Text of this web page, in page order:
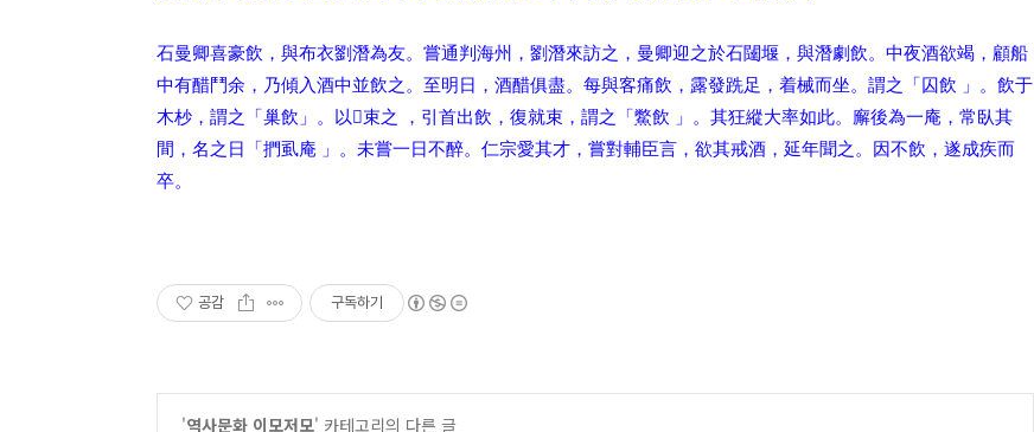
石曼卿喜豪飲，與布衣劉潛為友。嘗通判海州，劉潛來訪之，曼卿迎之於石闥堰，與潛劇飲。 中夜酒欲竭，顧船
中有醋鬥余，乃傾入酒中並飲之。至明日，酒醋俱盡。每與客痛飲，露發跣足，着械而坐。謂之「囚飲 」。 飲于
木杪，謂之「巢飲」。以束之 ，引首出飲，復就束，謂之「鱉飲 」。其狂縱大率如此。廨後為一庵，常臥其
間，名之日「捫虱庵 」。 未嘗一日不醉。仁宗愛其才，嘗對輔臣言，欲其戒酒，延年聞之。因不飲，遂成疾而
卒。
공감 구독하기
'역사문화 이모저모' 카테고리의 다른 글